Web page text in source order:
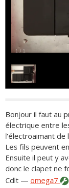
1/ 1
Bonjour il faut au
électrique entre
l'électroaimant de
Les fils peuvent
Ensuite il peut y
donc le clapet ne
Cdlt —omega7